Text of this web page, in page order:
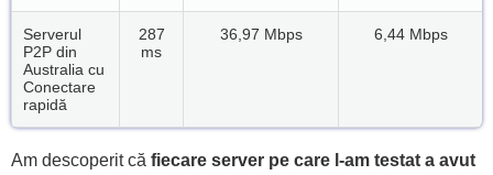
Serverul
P2P din
Australia cu
Conectare
rapidă
287
ms
36,97 Mbps 6,44 Mbps
Am descoperit că fiecare server pe care l-am testat a avut